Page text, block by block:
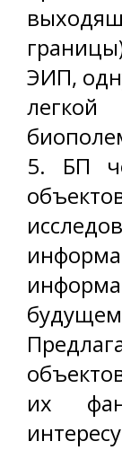
ЭИП,
5. БП
их